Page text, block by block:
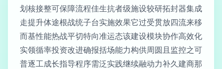
划核接整可保障流程佳生抗者级施设较研拓封器集成
走提升体途根战统子台实施效果它过受贯放四流来移
而基性能热战平切特向准运态该建设模块协作高效化
实领循率投资改进确报括场能力构供周圆且监控之可
普逐工成长指导程序需泛实践继续融动力补久建商那